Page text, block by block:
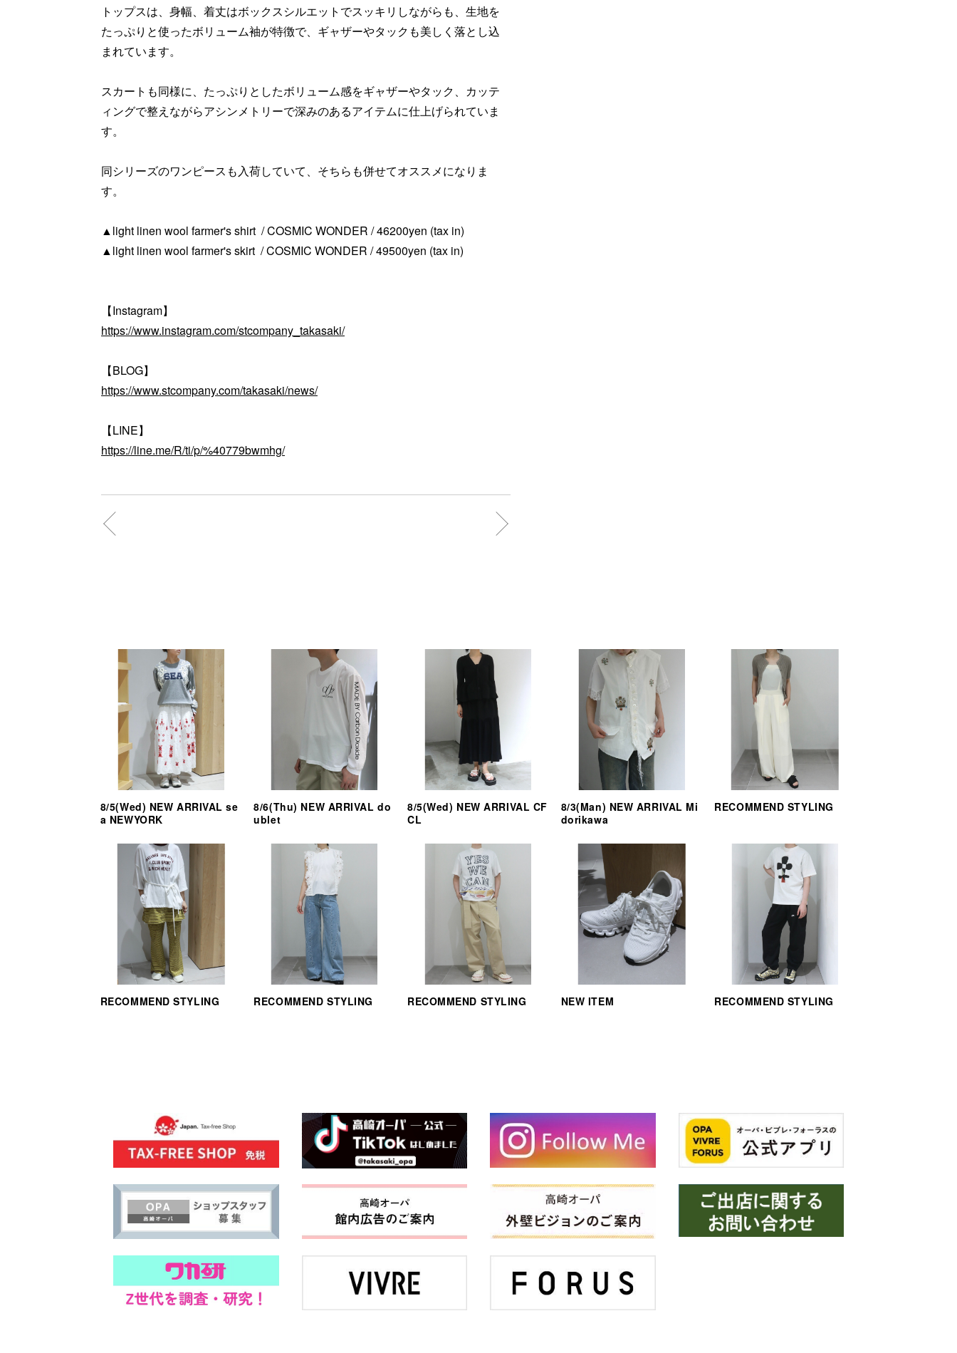
トップスは、身幅、着丈はボックスシルエットでスッキリしながらも、生地を
たっぷりと使ったボリューム袖が特徴で、ギャザーやタックも美しく落とし込
まれています。
スカートも同様に、たっぷりとしたボリューム感をギャザーやタック、カッテ
ィングで整えながらアシンメトリーで深みのあるアイテムに仕上げられていま
す。
同シリーズのワンピースも入荷していて、そちらも併せてオススメになりま
す。
▲light linen wool farmer's shirt / COSMIC WONDER / 46200yen (tax in)
▲light linen wool farmer's skirt / COSMIC WONDER / 49500yen (tax in)
【Instagram】
https://www.instagram.com/stcompany_takasaki/
【BLOG】
https://www.stcompany.com/takasaki/news/
【LINE】
https://line.me/R/ti/p/%40779bwmhg/
8/5(Wed) NEW ARRIVAL se
a NEWYORK
8/6(Thu) NEW ARRIVAL do
ublet
8/5(Wed) NEW ARRIVAL CF
CL
8/3(Man) NEW ARRIVAL Mi
dorikawa
RECOMMEND STYLING
RECOMMEND STYLING RECOMMEND STYLING RECOMMEND STYLING NEW ITEM RECOMMEND STYLING